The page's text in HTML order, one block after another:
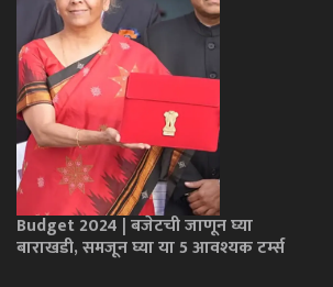
Budget 2024 | बजेटची जाणून घ्या
बाराखडी, समजून घ्या या 5 आवश्यक टर्म्स